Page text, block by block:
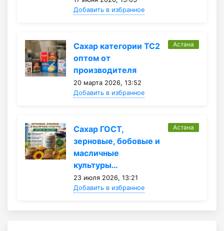
Добавить в избранное
Сахар категории ТС2
оптом от
производителя
20 марта 2026, 13:52
Добавить в избранное
Астана
Сахар ГОСТ,
зерновые, бобовые и
масличные
культуры…
23 июля 2026, 13:21
Добавить в избранное
Астана